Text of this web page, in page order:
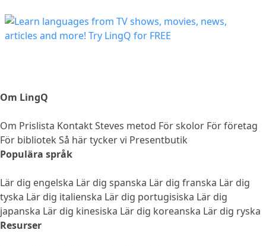
Om LingQ
Om Prislista KontaktSteves metod För skolor För företag
För bibliotek Så här tycker vi Presentbutik
Populära språk
Lär dig engelska Lär dig spanska Lär dig franska Lär dig
tyska Lär dig italienska Lär dig portugisiska Lär dig
japanska Lär dig kinesiska Lär dig koreanska Lär dig ryska
Resurser